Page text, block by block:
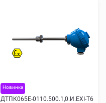
Новинка
ДТПК065Е-0110.500.1,0.И.ЕХI-Т6